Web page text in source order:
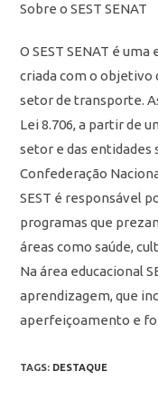
Sobre o SEST SENAT
O SEST SENAT é
criada com o objetivo
setor de transporte.
Lei 8.706, a partir de
setor e das entidades
Confederação
SEST é responsável
programas que
áreas como saúde,
Na área educacional
aprendizagem, que
aperfeiçoamento e
TAGS: DESTAQUE